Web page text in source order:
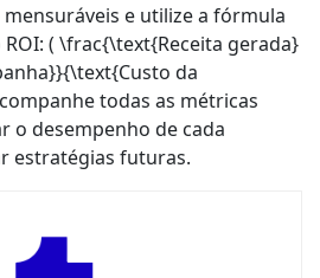
e utilize a fórmula
( \frac{\text{Receita gerada}
da
todas as métricas
o desempenho de cada
estratégias futuras.